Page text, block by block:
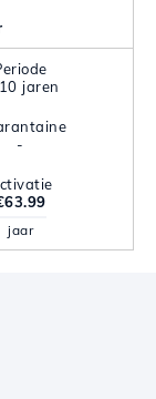
jaren
-
jaar